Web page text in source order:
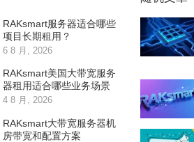
RAKsmart服务器适合哪些
项目长期租用？
6 8 月, 2026
RAKsmart美国大带宽服务
器租用适合哪些业务场景
4 8 月, 2026
RAKsmart大带宽服务器机
房带宽和配置方案